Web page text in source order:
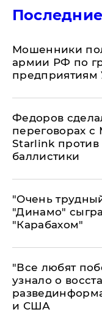
Мошенники
армии РФ по
Федоров
переговорах
Starlink против
баллистики
"Очень
"Динамо"
"Карабахом"
​"Все любят
узнало о
и США